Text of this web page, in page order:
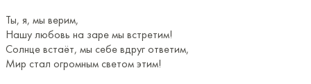
Ты, я, мы верим,
Нашу любовь на заре мы встретим!
Солнце встаёт, мы себе вдруг ответим,
Мир стал огромным светом этим!